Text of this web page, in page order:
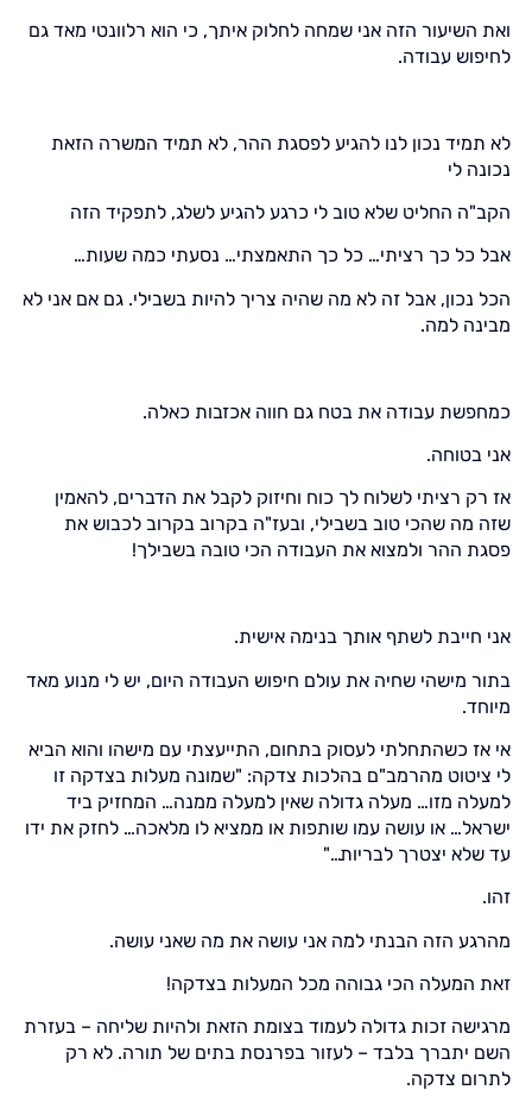
ואת השיעור הזה אני שמחה לחלוק איתך, כי הוא רלוונטי מאד גם
לחיפוש עבודה.
לא תמיד נכון לנו להגיע לפסגת ההר, לא תמיד המשרה הזאת
נכונה לי
הקב"ה החליט שלא טוב לי כרגע להגיע לשלג, לתפקיד הזה
אבל כל כך רציתי… כל כך התאמצתי… נסעתי כמה שעות…
הכל נכון, אבל זה לא מה שהיה צריך להיות בשבילי. גם אם אני לא
מבינה למה.
כמחפשת עבודה את בטח גם חווה אכזבות כאלה.
אני בטוחה.
אז רק רציתי לשלוח לך כוח וחיזוק לקבל את הדברים, להאמין
שזה מה שהכי טוב בשבילי, ובעז"ה בקרוב בקרוב לכבוש את
פסגת ההר ולמצוא את העבודה הכי טובה בשבילך!
אני חייבת לשתף אותך בנימה אישית.
בתור מישהי שחיה את עולם חיפוש העבודה היום, יש לי מנוע מאד
מיוחד.
אי אז כשהתחלתי לעסוק בתחום, התייעצתי עם מישהו והוא הביא
לי ציטוט מהרמב"ם בהלכות צדקה: "שמונה מעלות בצדקה זו
למעלה מזו… מעלה גדולה שאין למעלה ממנה… המחזיק ביד
ישראל… או עושה עמו שותפות או ממציא לו מלאכה… לחזק את ידו
עד שלא יצטרך לבריות…"
זהו.
מהרגע הזה הבנתי למה אני עושה את מה שאני עושה.
זאת המעלה הכי גבוהה מכל המעלות בצדקה!
מרגישה זכות גדולה לעמוד בצומת הזאת ולהיות שליחה – בעזרת
השם יתברך בלבד – לעזור בפרנסת בתים של תורה. לא רק
לתרום צדקה.